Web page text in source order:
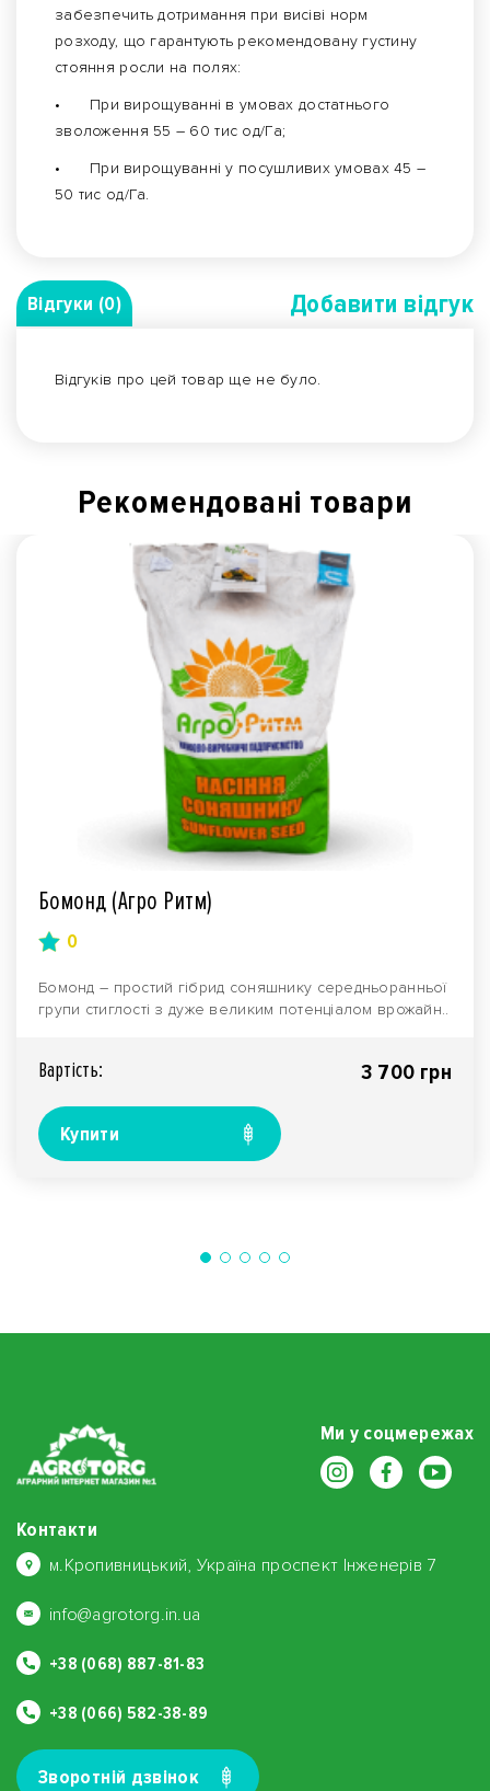
забезпечить дотримання при висіві норм
розходу, що гарантують рекомендовану густину
стояння росли на полях:
•
При вирощуванні в умовах достатнього
зволоження 55 – 60 тис од/Га;
•
При вирощуванні у посушливих умовах 45 –
50 тис од/Га.
Відгуки (0) Добавити вiдгук
Відгуків про цей товар ще не було.
Рекомендованi товари
Бомонд (Агро Ритм)
0
Бомонд – простий гібрид соняшнику середньоранньої
групи стиглості з дуже великим потенціалом врожайн..
Вартiсть: 3 700 грн
Купити
Ми у соцмережах
Контакти
м.Кропивницький, Україна проспект Інженерів 7
info@agrotorg.in.ua
+38 (068) 887-81-83
+38 (066) 582-38-89
Зворотнiй дзвiнок